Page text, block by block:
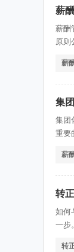
薪
薪酬
原则
释
薪
集
集团
重要
业
薪
转
如何
一步
转